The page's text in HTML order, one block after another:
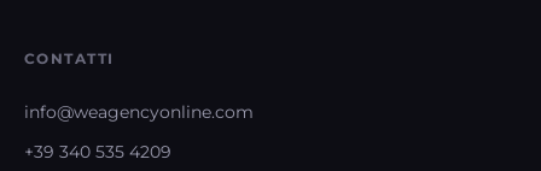
CONTATTI
info@weagencyonline.com
+39 340 535 4209